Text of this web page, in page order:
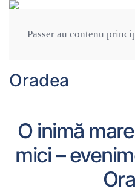
Passer au contenu
O inimă
mici –